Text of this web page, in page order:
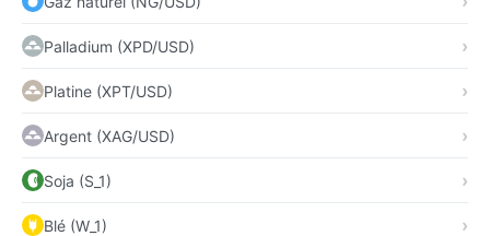
Palladium (XPD/USD)
Platine (XPT/USD)
Argent (XAG/USD)
Soja (S_1)
Blé (W_1)